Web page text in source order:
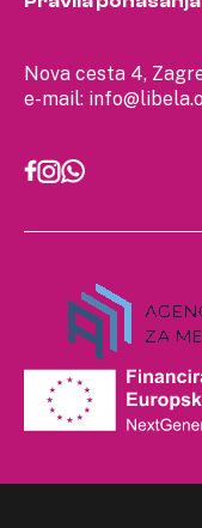
Nova cesta 4,
e-mail: